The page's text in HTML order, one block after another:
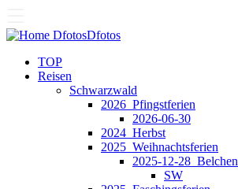
DfotosDfotos
TOP
Reisen
Schwarzwald
2026_Pfingstferien
2026-06-30
2024_Herbst
2025_Weihnachtsferien
2025-12-28_Belchen
SW